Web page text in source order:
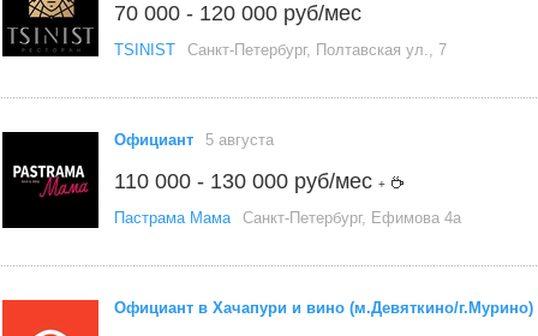
70 000 - 120 000 руб/мес
TSINIST Санкт-Петербург, Полтавская ул., 7
Официант 5 августа
110 000 - 130 000 руб/мес +
Пастрама Мама Санкт-Петербург, Ефимова 4а
Официант в Хачапури и вино (м.Девяткино/г.Мурино)